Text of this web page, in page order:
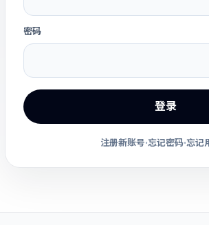
密码
登录
注册新账号·忘记密码·忘记